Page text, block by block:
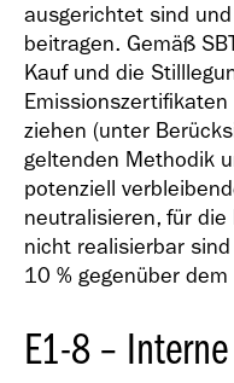
ausgerichtet sind
beitragen. Gemäß
Kauf und die
ziehen (unter
geltenden Methodik
potenziell
neutralisieren, für die
nicht realisierbar
10 % gegenüber
E1-8 – Interne